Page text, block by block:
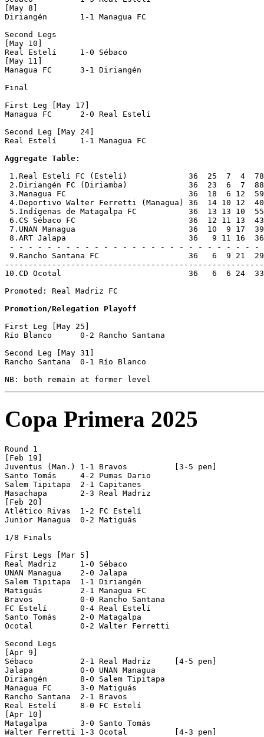
[May 8]
Diriangén       1-1 Managua FC
Second Legs
[May 10]
Real Estelí     1-0 Sébaco
[May 11]
Managua FC      3-1 Diriangén
Final
First Leg [May 17]
Managua FC      2-0 Real Estelí
Second Leg [May 24]
Real Estelí     1-1 Managua FC
Aggregate Table :
1.Real Estelí FC (Estelí)             36  25  7  4
2.Diriangén FC (Diriamba)             36  23  6  7
3.Managua FC                          36  18  6 12
4.Deportivo Walter Ferretti (Managua) 36  14 10 12
5.Indígenas de Matagalpa FC           36  13 13 10
6.CS Sébaco FC                        36  12 11 13
7.UNAN Managua                        36  10  9 17
8.ART Jalapa                          36   9 11 16
- - - - - - - - - - - - - - - - - - - - - - - - - - -
9.Rancho Santana FC                   36   6  9 21
10.CD Ocotal                           36   6  6 24  33-
Promoted: Real Madriz FC
Promotion/Relegation Playoff
First Leg [May 25]
Río Blanco      0-2 Rancho Santana
Second Leg [May 31]
Rancho Santana  0-1 Río Blanco
Copa Primera 2025
Round 1
[Feb 19]
Juventus (Man.) 1-1 Bravos          [3-5 pen]
Santo Tomás     4-2 Pumas Dario
Salem Tipitapa  2-1 Capitanes
Masachapa       2-3 Real Madriz
[Feb 20]
Atlético Rivas  1-2 FC Estelí
Junior Managua  0-2 Matiguás
1/8 Finals
First Legs [Mar 5]
Real Madriz     1-0 Sébaco
UNAN Managua    2-0 Jalapa
Salem Tipitapa  1-1 Diriangén
Matiguás        2-1 Managua FC
Bravos          0-0 Rancho Santana
FC Estelí       0-4 Real Estelí
Santo Tomás     2-0 Matagalpa
Ocotal          0-2 Walter Ferretti
Second Legs
[Apr 9]
Sébaco          2-1 Real Madriz     [4-5 pen]
Jalapa          0-0 UNAN Managua
Diriangén       8-0 Salem Tipitapa
Managua FC      3-0 Matiguás
Rancho Santana  2-1 Bravos
Real Estelí     8-0 FC Estelí
[Apr 10]
Matagalpa       3-0 Santo Tomás
Walter Ferretti 1-3 Ocotal          [4-3 pen]